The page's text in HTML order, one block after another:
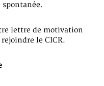
spontanée.
lettre de motivation
le CICR.